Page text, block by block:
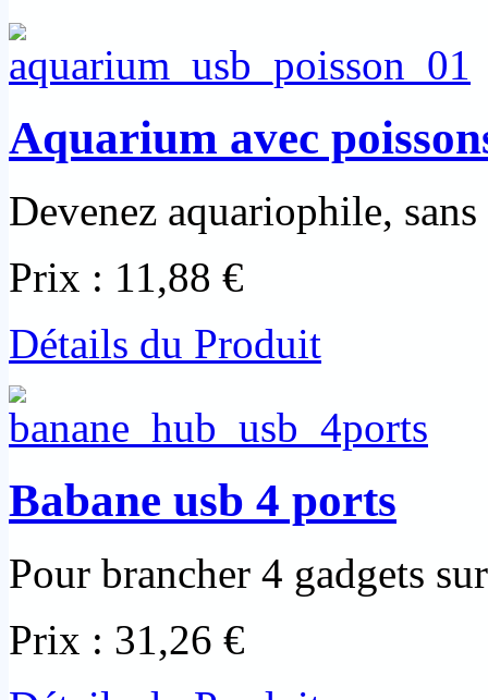
Aquarium avec
Devenez aquariophile, sans
Prix : 11,88 €
Détails du Produit
Babane usb 4 ports
Pour brancher 4 gadgets
Prix : 31,26 €